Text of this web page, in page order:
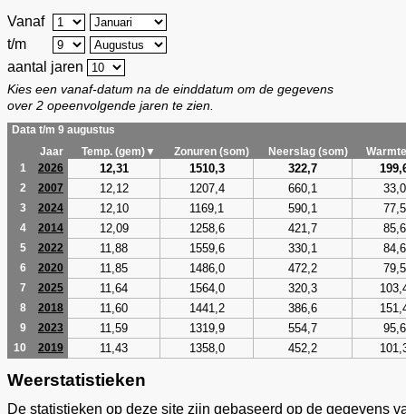
Vanaf
t/m
aantal jaren
Kies een vanaf-datum na de einddatum om de gegevens
over 2 opeenvolgende jaren te zien.
Data t/m 9 augustus
Jaar
Temp. (gem)▼ Zonuren (som) Neerslag (som)
1
2026 12,31 1510,3 322,7
2 2007 12,12 1207,4 660,1 33,0
3 2024 12,10 1169,1 590,1 77,5
4 2014 12,09 1258,6 421,7 85,6
5 2022 11,88 1559,6 330,1 84,6
6 2020 11,85 1486,0 472,2 79,5
7 2025 11,64 1564,0 320,3
8 2018 11,60 1441,2 386,6
9 2023 11,59 1319,9 554,7 95,6
10 2019 11,43 1358,0 452,2
Weerstatistieken
De statistieken op deze site zijn gebaseerd op de gegevens